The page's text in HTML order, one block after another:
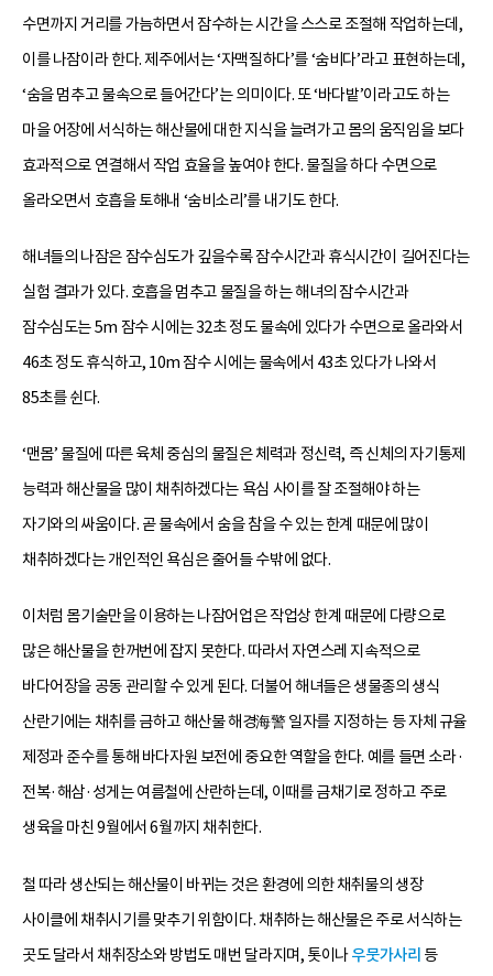
수면까지 거리를 가늠하면서 잠수하는 시간을 스스로 조절해 작업하는데,
이를 나잠이라 한다. 제주에서는 ‘자맥질하다’를 ‘숨비다’라고 표현하는데,
‘숨을 멈추고 물속으로 들어간다’는 의미이다. 또 ‘바다밭’이라고도 하는
마을 어장에 서식하는 해산물에 대한 지식을 늘려가고 몸의 움직임을 보다
효과적으로 연결해서 작업 효율을 높여야 한다. 물질을 하다 수면으로
올라오면서 호흡을 토해내 ‘숨비소리’를 내기도 한다.
해녀들의 나잠은 잠수심도가 깊을수록 잠수시간과 휴식시간이 길어진다는
실험 결과가 있다. 호흡을 멈추고 물질을 하는 해녀의 잠수시간과
잠수심도는 5m 잠수 시에는 32초 정도 물속에 있다가 수면으로 올라와서
46초 정도 휴식하고, 10m 잠수 시에는 물속에서 43초 있다가 나와서
85초를 쉰다.
‘맨몸’ 물질에 따른 육체 중심의 물질은 체력과 정신력, 즉 신체의 자기통제
능력과 해산물을 많이 채취하겠다는 욕심 사이를 잘 조절해야 하는
자기와의 싸움이다. 곧 물속에서 숨을 참을 수 있는 한계 때문에 많이
채취하겠다는 개인적인 욕심은 줄어들 수밖에 없다.
이처럼 몸기술만을 이용하는 나잠어업은 작업상 한계 때문에 다량으로
많은 해산물을 한꺼번에 잡지 못한다. 따라서 자연스레 지속적으로
바다어장을 공동 관리할 수 있게 된다. 더불어 해녀들은 생물종의 생식
산란기에는 채취를 금하고 해산물 해경海警 일자를 지정하는 등 자체 규율
제정과 준수를 통해 바다자원 보전에 중요한 역할을 한다. 예를 들면 소라·
전복·해삼·성게는 여름철에 산란하는데, 이때를 금채기로 정하고 주로
생육을 마친 9월에서 6월까지 채취한다.
철 따라 생산되는 해산물이 바뀌는 것은 환경에 의한 채취물의 생장
사이클에 채취시기를 맞추기 위함이다. 채취하는 해산물은 주로 서식하는
곳도 달라서 채취장소와 방법도 매번 달라지며, 톳이나우뭇가사리 등